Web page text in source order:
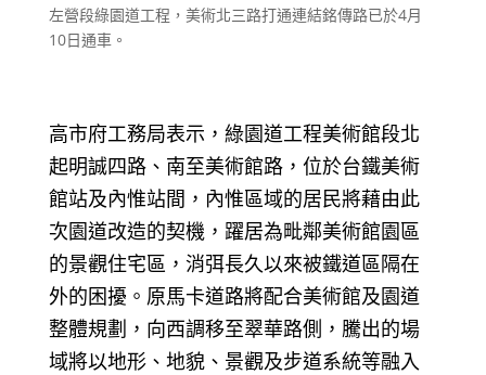
左營段綠園道工程，美術北三路打通連結銘傳路已於4月
10日通車。
高市府工務局表示，綠園道工程美術館段北
起明誠四路、南至美術館路，位於台鐵美術
館站及內惟站間，內惟區域的居民將藉由此
次園道改造的契機，躍居為毗鄰美術館園區
的景觀住宅區，消弭長久以來被鐵道區隔在
外的困擾。原馬卡道路將配合美術館及園道
整體規劃，向西調移至翠華路側，騰出的場
域將以地形、地貌、景觀及步道系統等融入